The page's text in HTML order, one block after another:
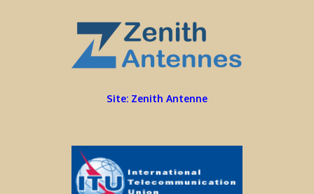
Site: Zenith Antenne